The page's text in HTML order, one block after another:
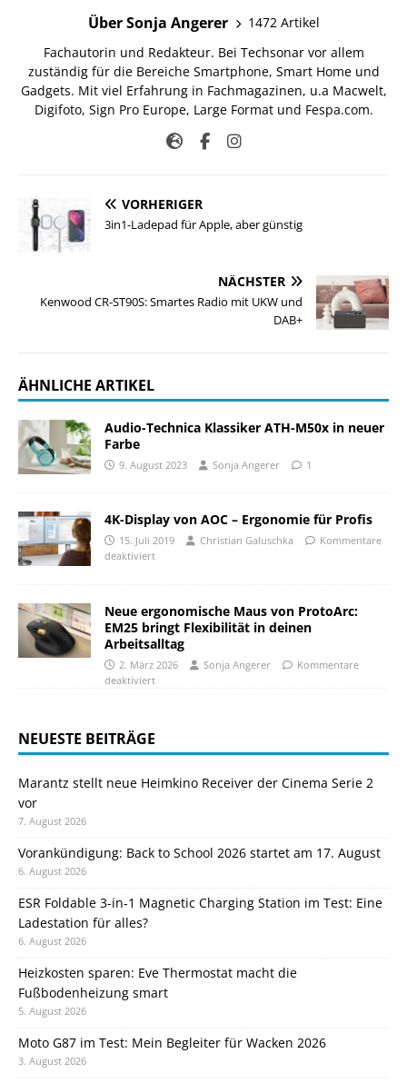
Über Sonja Angerer
1472 Artikel
Fachautorin und Redakteur. Bei Techsonar vor allem
zuständig für die Bereiche Smartphone, Smart Home und
Gadgets. Mit viel Erfahrung in Fachmagazinen, u.a Macwelt,
Digifoto, Sign Pro Europe, Large Format und Fespa.com.
VORHERIGER
3in1-Ladepad für Apple, aber günstig
NÄCHSTER
Kenwood CR-ST90S: Smartes Radio mit UKW und
DAB+
ÄHNLICHE ARTIKEL
Audio-Technica Klassiker ATH-M50x in neuer
Farbe
9. August 2023 Sonja Angerer 1
4K-Display von AOC – Ergonomie für Profis
15. Juli 2019 Christian Galuschka
Kommentare
deaktiviert
Neue ergonomische Maus von ProtoArc:
EM25 bringt Flexibilität in deinen
Arbeitsalltag
2. März 2026 Sonja Angerer
Kommentare
deaktiviert
NEUESTE BEITRÄGE
Marantz stellt neue Heimkino Receiver der Cinema Serie 2
vor
7. August 2026
Vorankündigung: Back to School 2026 startet am 17. August
6. August 2026
ESR Foldable 3-in-1 Magnetic Charging Station im Test: Eine
Ladestation für alles?
6. August 2026
Heizkosten sparen: Eve Thermostat macht die
Fußbodenheizung smart
5. August 2026
Moto G87 im Test: Mein Begleiter für Wacken 2026
3. August 2026